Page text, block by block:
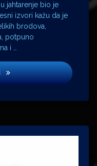
jahtarenje bio je
izvori kažu da je
brodova,
potpuno
i …
Zlatna lađa